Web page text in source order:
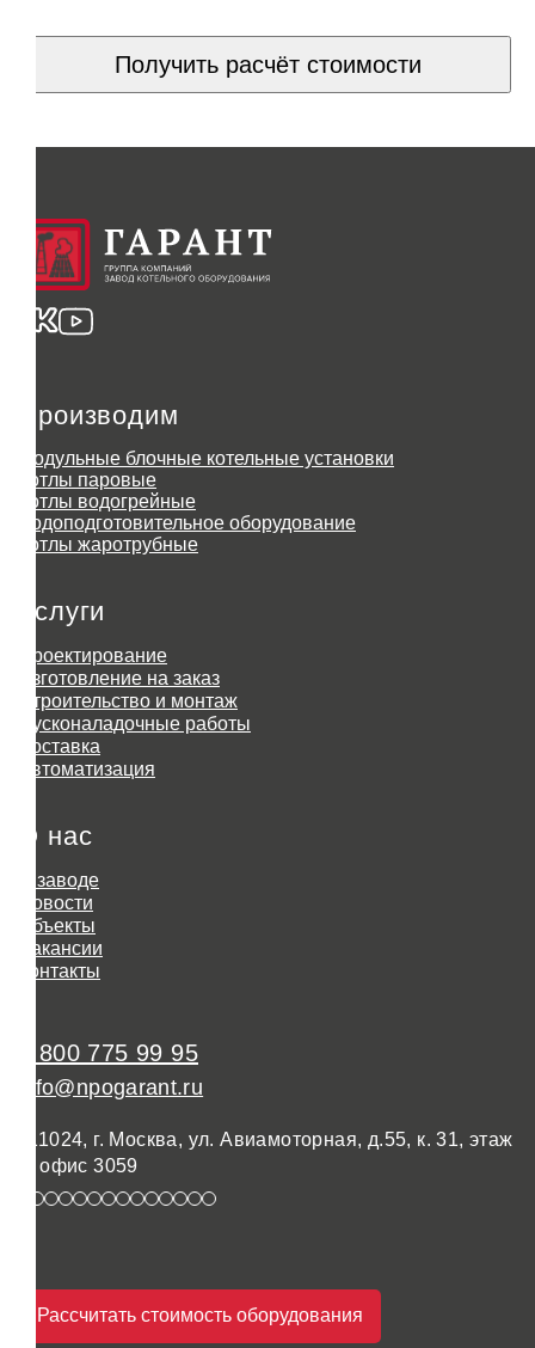
Получить расчёт стоимости
Производим
Модульные блочные котельные установки
Котлы паровые
Котлы водогрейные
Водоподготовительное оборудование
Котлы жаротрубные
Услуги
Проектирование
Изготовление на заказ
Строительство и монтаж
Пусконаладочные работы
Доставка
Автоматизация
О нас
О заводе
Новости
Объекты
Вакансии
Контакты
8 800 775 99 95
info@npogarant.ru
111024, г. Москва, ул. Авиамоторная, д.55, к. 31, этаж
3, офис 3059
Рассчитать стоимость оборудования